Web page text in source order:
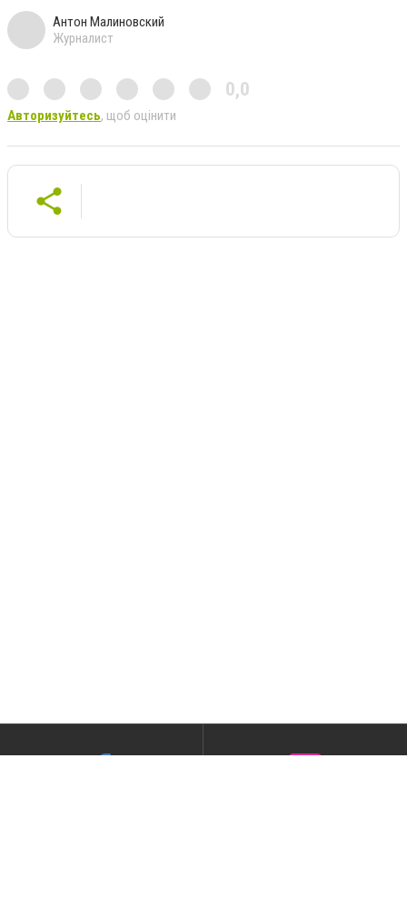
Антон Малиновский
Журналист
0,0
Авторизуйтесь, щоб оцінити